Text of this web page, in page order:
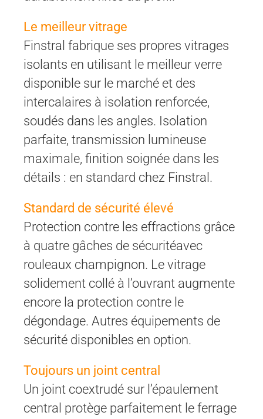
Le meilleur vitrage
Finstral fabrique ses propres vitrages
isolants en utilisant le meilleur verre
disponible sur le marché et des
intercalaires à isolation renforcée,
soudés dans les angles. Isolation
parfaite, transmission lumineuse
maximale, finition soignée dans les
détails : en standard chez Finstral.
Standard de sécurité élevé
Protection contre les effractions grâce
à quatre gâches de sécuritéavec
rouleaux champignon. Le vitrage
solidement collé à l’ouvrant augmente
encore la protection contre le
dégondage. Autres équipements de
sécurité disponibles en option.
Toujours un joint central
Un joint coextrudé sur l’épaulement
central protège parfaitement le ferrage